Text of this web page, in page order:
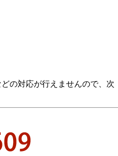
の対応が行えませんので、次